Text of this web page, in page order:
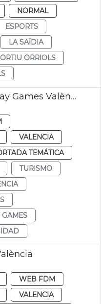
NORMAL
ESPORTS
LA SAÏDIA
ORRIOLS
Ocupación turística Gay Games València 2026
VALENCIA
TEMÁTICA
TURISMO
GAMES
WEB FDM
VALENCIA